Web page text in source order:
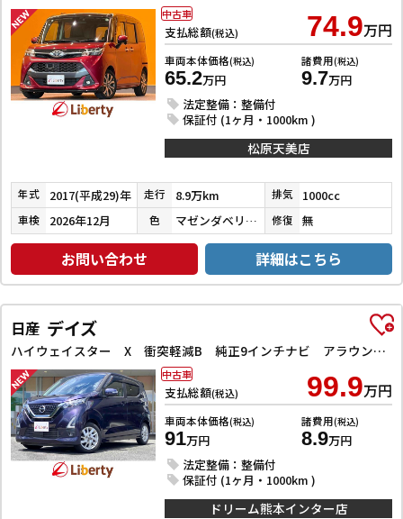
支払総額(税込) 74.9万円
車両本体価格(税込)
65.2万円
諸費用(税込)
9.7万円
法定整備：整備付
保証付 (1ヶ月・1000km )
中古車
松原天美店
年式 2017(平成29)年 走行 8.9万km 排気 1000cc
車検 2026年12月 色 マゼンダベリーマイカメタリック／ブラックマイカメタリック 修復 無
お問い合わせ 詳細はこちら
日産 デイズ
ハイウェイスター X 衝突軽減B 純正9インチナビ アラウンドビューモニター ETC LEDヘッドライト フォグライト スマートキー プッシュスタート アイドリングストップ 革巻きステアリング オートエアコン
支払総額(税込) 99.9万円
車両本体価格(税込)
91万円
諸費用(税込)
8.9万円
法定整備：整備付
保証付 (1ヶ月・1000km )
中古車
ドリーム熊本インター店